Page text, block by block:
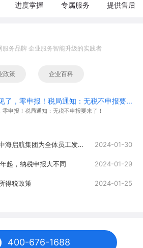
进度掌握 专属服务 提供售后
服务品牌 企业服务智能升级的实践者
政策 企业百科
再见了，零申报！税局通知：无税不申报要来了！
零申报！税局通知：无税不申报要来了！
心系员工，情暖新春——中海启航集团为全体员工发放春节福利 2024-01-30
起，纳税申报大不同 2024-01-29
得税政策 2024-01-25
400-676-1688